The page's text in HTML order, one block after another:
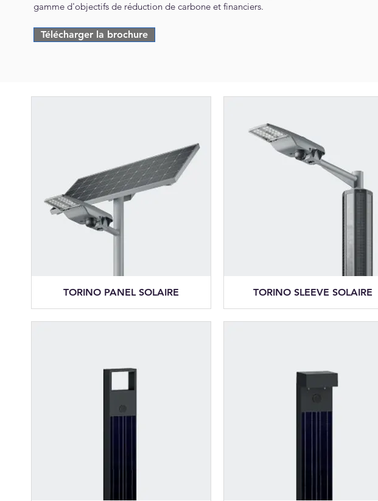
gamme d'objectifs de réduction de carbone et financiers.
Télécharger la brochure
TORINO PANEL SOLAIRE TORINO SLEEVE SOLAIRE